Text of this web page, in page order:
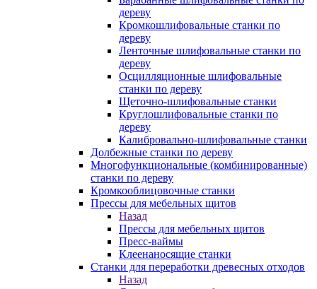
дереву
Кромкошлифовальные станки по
дереву
Ленточные шлифовальные станки по
дереву
Осцилляционные шлифовальные
станки по дереву
Щеточно-шлифовальные станки
Круглошлифовальные станки по
дереву
Калибровально-шлифовальные станки
Долбежные станки по дереву
Многофункциональные (комбинированные)
станки по дереву
Кромкооблицовочные станки
Прессы для мебельных щитов
Назад
Прессы для мебельных щитов
Пресс-ваймы
Клеенаносящие станки
Станки для переработки древесных отходов
Назад